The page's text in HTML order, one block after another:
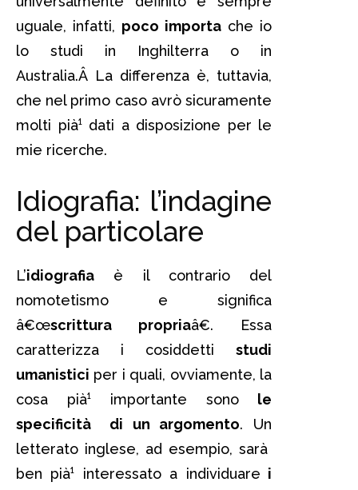
uguale, infatti, poco importa che io
lo studi in Inghilterra o in
Australia.Â La differenza è, tuttavia,
che nel primo caso avrò sicuramente
molti pià¹ dati a disposizione per le
mie ricerche.
Idiografia: l’indagine
del particolare
L’idiografia è il contrario del
nomotetismo e significa
â€œscrittura propriaâ€. Essa
caratterizza i cosiddetti studi
umanistici per i quali, ovviamente, la
cosa pià¹ importante sono le
specificità di un argomento. Un
letterato inglese, ad esempio, sarà
ben pià¹ interessato a individuare i